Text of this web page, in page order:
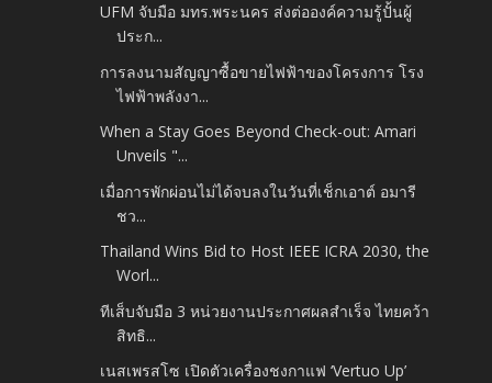
UFM จับมือ มทร.พระนคร ส่งต่อองค์ความรู้ปั้นผู้
ประก...
การลงนามสัญญาซื้อขายไฟฟ้าของโครงการ โรง
ไฟฟ้าพลังงา...
When a Stay Goes Beyond Check-out: Amari
Unveils "...
เมื่อการพักผ่อนไม่ได้จบลงในวันที่เช็กเอาต์ อมารี
ชว...
Thailand Wins Bid to Host IEEE ICRA 2030, the
Worl...
ทีเส็บจับมือ 3 หน่วยงานประกาศผลสำเร็จ ไทยคว้า
สิทธิ...
เนสเพรสโซ เปิดตัวเครื่องชงกาแฟ ‘Vertuo Up’